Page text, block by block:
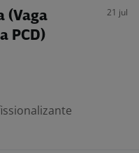
(Vaga
PCD)
21 jul